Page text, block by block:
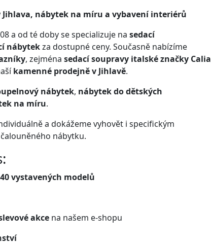
Jihlava, nábytek na míru a vybavení interiérů
a od té doby se specializuje na sedací
nábytekza dostupné ceny. Současně nabízíme
, zejména sedací soupravy italské značky Calia
kamenné prodejně v Jihlavě.
nábytek, nábytek do dětských
na míru.
a dokážeme vyhovět i specifickým
nábytku.
vystavených modelů
akce na našem e-shopu